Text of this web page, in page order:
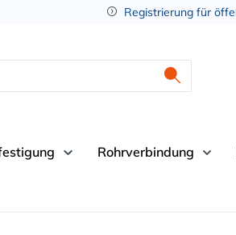
Registrierung für
Rohrverbindung